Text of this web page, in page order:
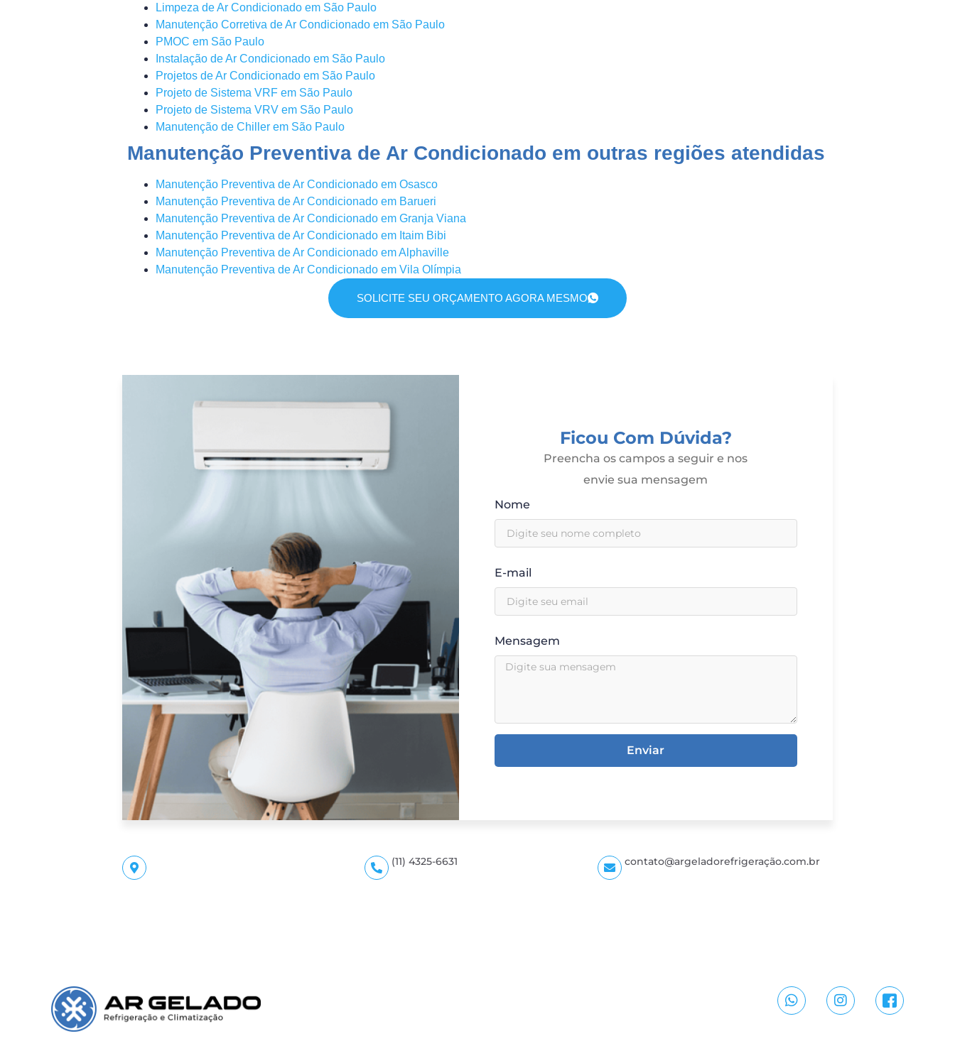
Limpeza de Ar Condicionado em São Paulo
Manutenção Corretiva de Ar Condicionado em São Paulo
PMOC em São Paulo
Instalação de Ar Condicionado em São Paulo
Projetos de Ar Condicionado em São Paulo
Projeto de Sistema VRF em São Paulo
Projeto de Sistema VRV em São Paulo
Manutenção de Chiller em São Paulo
Manutenção Preventiva de Ar Condicionado em outras regiões atendidas
Manutenção Preventiva de Ar Condicionado em Osasco
Manutenção Preventiva de Ar Condicionado em Barueri
Manutenção Preventiva de Ar Condicionado em Granja Viana
Manutenção Preventiva de Ar Condicionado em Itaim Bibi
Manutenção Preventiva de Ar Condicionado em Alphaville
Manutenção Preventiva de Ar Condicionado em Vila Olímpia
SOLICITE SEU ORÇAMENTO AGORA MESMO
Ficou Com Dúvida?
Preencha os campos a seguir e nos
envie sua mensagem
Nome
E-mail
Mensagem
Enviar
(11) 4325-6631 contato@argeladorefrigeração.com.br